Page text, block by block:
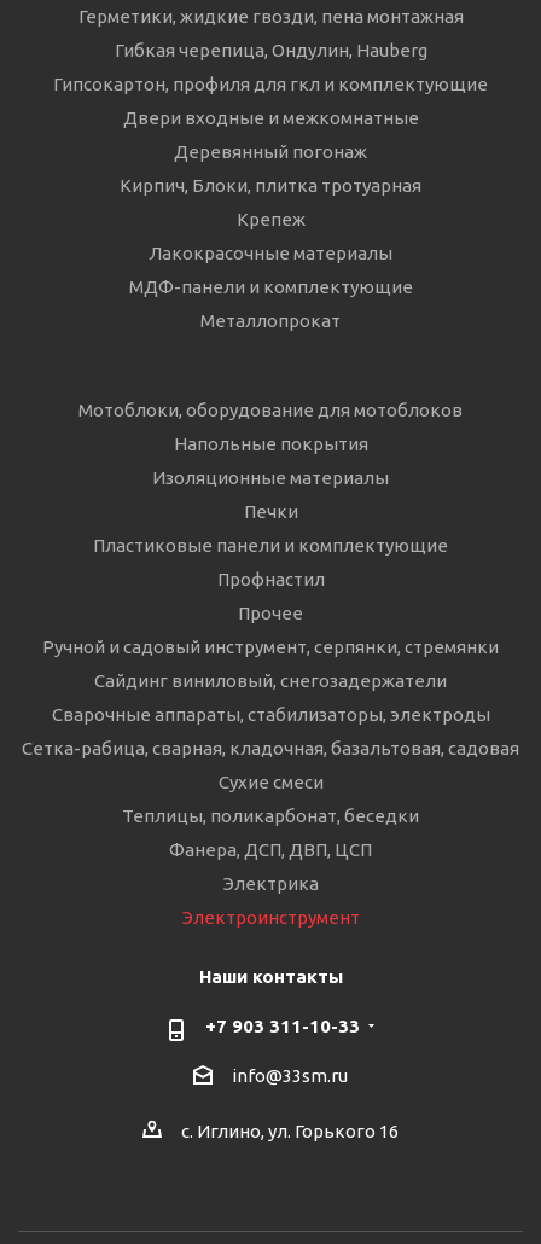
Герметики, жидкие гвозди, пена монтажная
Гибкая черепица, Ондулин, Hauberg
Гипсокартон, профиля для гкл и комплектующие
Двери входные и межкомнатные
Деревянный погонаж
Кирпич, Блоки, плитка тротуарная
Крепеж
Лакокрасочные материалы
МДФ-панели и комплектующие
Металлопрокат
Мотоблоки, оборудование для мотоблоков
Напольные покрытия
Изоляционные материалы
Печки
Пластиковые панели и комплектующие
Профнастил
Прочее
Ручной и садовый инструмент, серпянки, стремянки
Сайдинг виниловый, снегозадержатели
Сварочные аппараты, стабилизаторы, электроды
Сетка-рабица, сварная, кладочная, базальтовая, садовая
Сухие смеси
Теплицы, поликарбонат, беседки
Фанера, ДСП, ДВП, ЦСП
Электрика
Электроинструмент
Наши контакты
+7 903 311-10-33
info@33sm.ru
с. Иглино, ул. Горького 16